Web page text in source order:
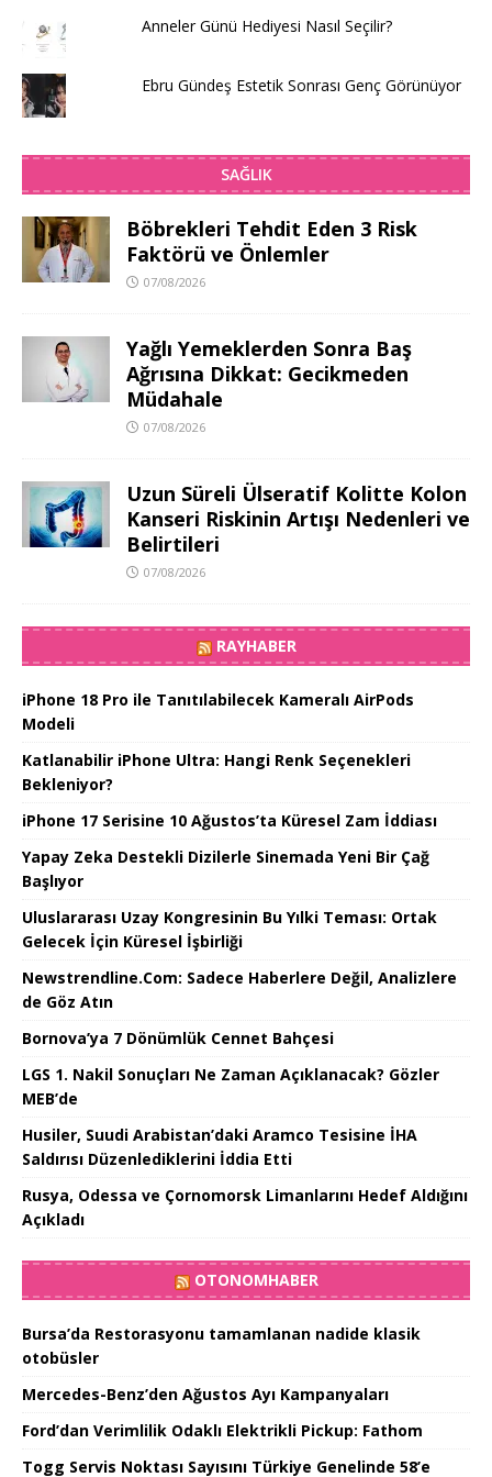
Anneler Günü Hediyesi Nasıl Seçilir?
Ebru Gündeş Estetik Sonrası Genç Görünüyor
SAĞLIK
Böbrekleri Tehdit Eden 3 Risk
Faktörü ve Önlemler
07/08/2026
Yağlı Yemeklerden Sonra Baş
Ağrısına Dikkat: Gecikmeden
Müdahale
07/08/2026
Uzun Süreli Ülseratif Kolitte Kolon
Kanseri Riskinin Artışı Nedenleri ve
Belirtileri
07/08/2026
RAYHABER
iPhone 18 Pro ile Tanıtılabilecek Kameralı AirPods
Modeli
Katlanabilir iPhone Ultra: Hangi Renk Seçenekleri
Bekleniyor?
iPhone 17 Serisine 10 Ağustos’ta Küresel Zam İddiası
Yapay Zeka Destekli Dizilerle Sinemada Yeni Bir Çağ
Başlıyor
Uluslararası Uzay Kongresinin Bu Yılki Teması: Ortak
Gelecek İçin Küresel İşbirliği
Newstrendline.Com: Sadece Haberlere Değil, Analizlere
de Göz Atın
Bornova’ya 7 Dönümlük Cennet Bahçesi
LGS 1. Nakil Sonuçları Ne Zaman Açıklanacak? Gözler
MEB’de
Husiler, Suudi Arabistan’daki Aramco Tesisine İHA
Saldırısı Düzenlediklerini İddia Etti
Rusya, Odessa ve Çornomorsk Limanlarını Hedef Aldığını
Açıkladı
OTONOMHABER
Bursa’da Restorasyonu tamamlanan nadide klasik
otobüsler
Mercedes-Benz’den Ağustos Ayı Kampanyaları
Ford’dan Verimlilik Odaklı Elektrikli Pickup: Fathom
Togg Servis Noktası Sayısını Türkiye Genelinde 58’e